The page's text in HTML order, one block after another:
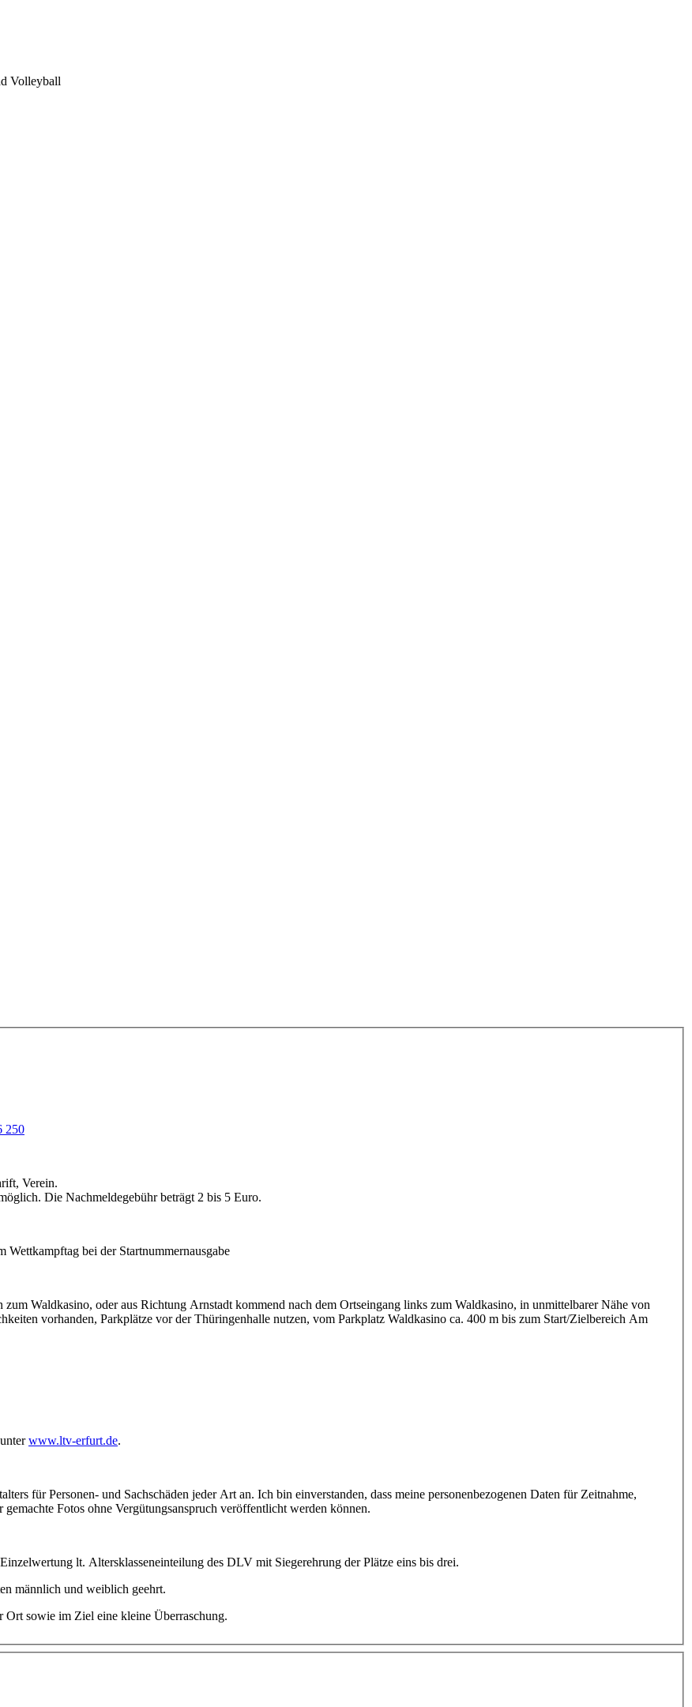
Volleyball
250
Verein.
Die Nachmeldegebühr beträgt 2 bis 5 Euro.
bei der Startnummernausgabe
Waldkasino, oder aus Richtung Arnstadt kommend nach dem Ortseingang links zum Waldkasino, in unmittelbarer Nähe von
vorhanden, Parkplätze vor der Thüringenhalle nutzen, vom Parkplatz Waldkasino ca. 400 m bis zum Start/Zielbereich Am
www.ltv-erfurt.de.
für Personen- und Sachschäden jeder Art an. Ich bin einverstanden, dass meine personenbezogenen Daten für Zeitnahme,
Fotos ohne Vergütungsanspruch veröffentlicht werden können.
lt. Altersklasseneinteilung des DLV mit Siegerehrung der Plätze eins bis drei.
männlich und weiblich geehrt.
sowie im Ziel eine kleine Überraschung.